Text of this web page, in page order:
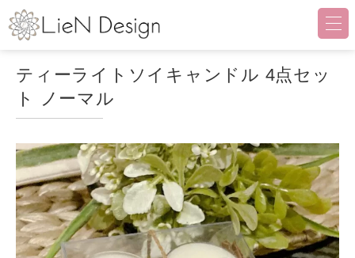
LieN Design（リアンデザイン
ティーライトソイキャンドル 4点セッ
ト ノーマル